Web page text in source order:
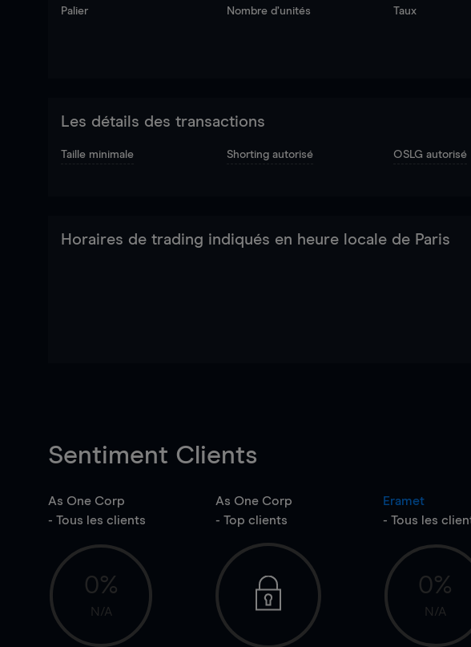
Palier Nombre d’unités Taux
Les détails des transactions
Taille minimale Shorting autorisé OSLG autorisé
Horaires de trading indiqués en heure locale de Paris
Sentiment Clients
As One Corp
- Tous les clients
0%
N/A
As One Corp
- Top clients
Eramet
- Tous les
0%
N/A